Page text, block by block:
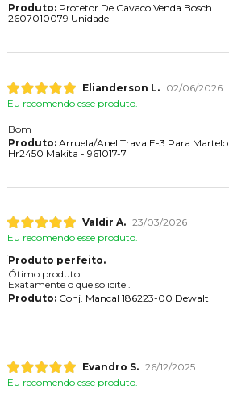
Produto:Protetor De Cavaco Venda Bosch
2607010079 Unidade
Elianderson L.
02/06/2026
Eu recomendo esse produto.
Bom
Produto:Arruela/Anel Trava E-3 Para Martelo
Hr2450 Makita - 961017-7
Valdir A. 23/03/2026
Eu recomendo esse produto.
Produto perfeito.
Ótimo produto.
Exatamente o que solicitei.
Produto:Conj. Mancal 186223-00 Dewalt
Evandro S. 26/12/2025
Eu recomendo esse produto.